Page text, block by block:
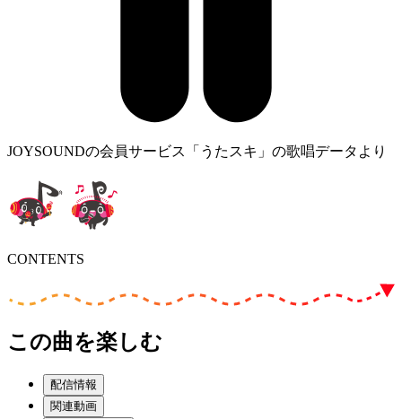
JOYSOUNDの会員サービス「うたスキ」の歌唱データより
CONTENTS
この曲を楽しむ
配信情報
関連動画